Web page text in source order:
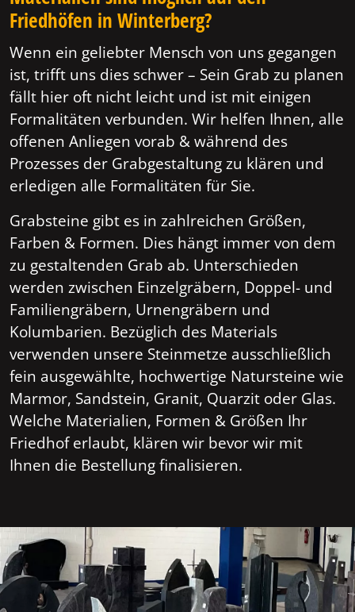
Friedhöfen in Winterberg?
Wenn ein geliebter Mensch von uns gegangen
ist, trifft uns dies schwer – Sein Grab zu planen
fällt hier oft nicht leicht und ist mit einigen
Formalitäten verbunden. Wir helfen Ihnen, alle
offenen Anliegen vorab & während des
Prozesses der Grabgestaltung zu klären und
erledigen alle Formalitäten für Sie.
Grabsteine gibt es in zahlreichen Größen,
Farben & Formen. Dies hängt immer von dem
zu gestaltenden Grab ab. Unterschieden
werden zwischen Einzelgräbern, Doppel- und
Familiengräbern, Urnengräbern und
Kolumbarien. Bezüglich des Materials
verwenden unsere Steinmetze ausschließlich
fein ausgewählte, hochwertige Natursteine wie
Marmor, Sandstein, Granit, Quarzit oder Glas.
Welche Materialien, Formen & Größen Ihr
Friedhof erlaubt, klären wir bevor wir mit
Ihnen die Bestellung finalisieren.